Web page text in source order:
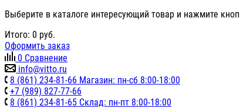
Выберите в каталоге интересующий товар и нажмите
Итого: 0 руб.
Оформить заказ
0 Сравнение
info@vitto.ru
8 (861) 234-81-66 Магазин: пн-сб 8:00-18:00
+7 (989) 827-77-66
8 (861) 234-81-65 Склад: пн-пт 8:00-18:00